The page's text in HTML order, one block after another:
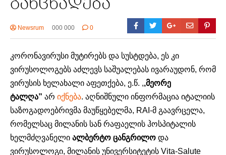
განცხადება
Newsrum 000 000 0
კორონავირუსი მუტირებს და სუსტდება, ეს კი
ვირუსოლოგებს აძლევს საშუალებას ივარაუდონ, რომ
ვირუსის ხელახალი აფეთქება, ე.წ. ,,მეორე
ტალღა” არ იქნება. აღნიშნული ინფორმაცია იტალიის
საზოგადოებრივმა მაუწყებელმა, RAI-მ გაავრცელა,
რომელსაც მილანის სან რაფაელის ჰოსპიტალის
ხელმძღვანელი ალბერტო ცანგრილო და
ვირუსოლოგი, მილანის უნივერსიტეტის Vita-Salute